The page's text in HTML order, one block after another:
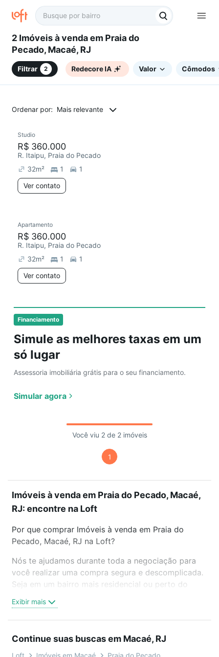
2 Imóveis à venda em Praia do
Pecado, Macaé, RJ
Filtrar 2 Redecore IA Valor Cômodos
Ordenar por: Mais relevante
Financiamento
Simule as melhores taxas em um
só lugar
Assessoria imobiliária grátis para o seu financiamento.
Simular agora
Studio
R$ 360.000
R. Itaipu, Praia do Pecado
32m² 1
1
Ver contato
Redecorar
Apartamento
R$ 360.000
R. Itaipu, Praia do Pecado
32m² 1
1
Ver contato
Você viu 2 de 2 imóveis
1
Imóveis à venda em Praia do Pecado, Macaé,
RJ: encontre na Loft
Por que comprar Imóveis à venda em Praia do
Pecado, Macaé, RJ na Loft?
Nós te ajudamos durante toda a negociação para
você realizar uma compra segura e descomplicada.
Seja em um bairro mais residencial ou perto do
oferta ideal de Imóveis à venda em Praia do
Pecado, Macaé, RJ para conquistar seu sonho.
é grátis, sem compromisso e você ainda conta com
mais de 46 mil corretores e imobiliárias te ajudando
Exibir mais
Continue suas buscas em Macaé, RJ
Loft Imóveis em Macaé Praia do Pecado